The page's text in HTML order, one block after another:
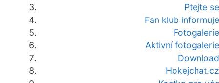
Ptejte se
Fan klub informuje
Fotogalerie
Aktivní fotogalerie
Download
Hokejchat.cz